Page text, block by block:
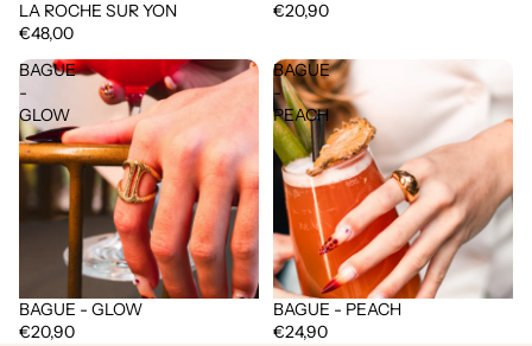
LA ROCHE SUR YON
€48,00
€20,90
BAGUE
-
GLOW
BAGUE - GLOW
€20,90
BAGUE
-
PEACH
BAGUE - PEACH
€24,90